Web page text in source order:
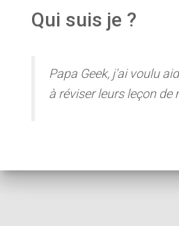
Qui suis je ?
Papa Geek, j'ai voulu
à réviser leurs leçon de